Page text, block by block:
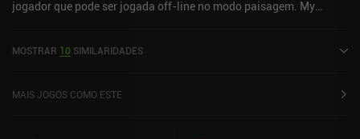
jogador que pode ser jogada off-line no modo paisagem. My
MOSTRAR 10 SIMILARIDADES
MAIS JOGOS COMO ESTE